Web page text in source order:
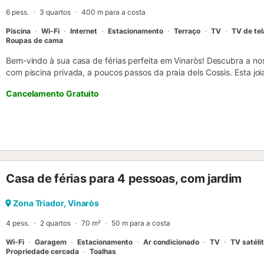
6 pess. 3 quartos 400 m para a costa
Piscina Wi-Fi Internet Estacionamento Terraço TV TV de
Roupas de cama
Bem-vindo à sua casa de férias perfeita em Vinaròs! Descubra a
com piscina privada, a poucos passos da praia dels Cossis. Esta
uma cozinha independente totalmente equipada, um terraço
churrasqueira construída. Além disso, possui uma prática
centro da cidade, a nossa casa oferece o equilíbrio perfeito entre
no encanto do passeio marítimo de Vinaròs, rodeado por uma
terreno fechado. Adicionalmente, conta com um portão pedonal
frente à piscina, um generoso terraço coberto com mesa e
churrasco e a...
Cancelamento Gratuito
Casa de férias para 4 pessoas, com jardim
Zona Triador, Vinaròs
4 pess. 2 quartos 70 m² 50 m para a costa
Wi-Fi Garagem Estacionamento Ar condicionado TV TV
Propriedade cercada
Toalhas